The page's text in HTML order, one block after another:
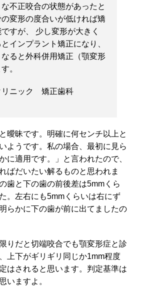
不正咬合の状態があったと
変形の度合いが低ければ矯
すが、 少し変形が大きく
インプラント矯正になり、
なると外科併用矯正（顎変形
。
リニック 矯正歯科
曖昧です。明確に何センチ以上と
ようです。私の場合、最初に見ら
に適用です。」と言われたので、
ばだいたい解るものと思われま
歯と下の歯の前後差は5mmくら
。左右にも5mmくらいは右にず
らかに下の歯が前に出てましたの
りだと切端咬合でも顎変形症と診
上下がギリギリ同じか1mm程度
はされると思います。判定基準は
いますよ。